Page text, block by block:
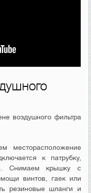
воздушного фильтра
месторасположение
к патрубку,
Снимаем крышку с
винтов, гаек или
резиновые шланги и